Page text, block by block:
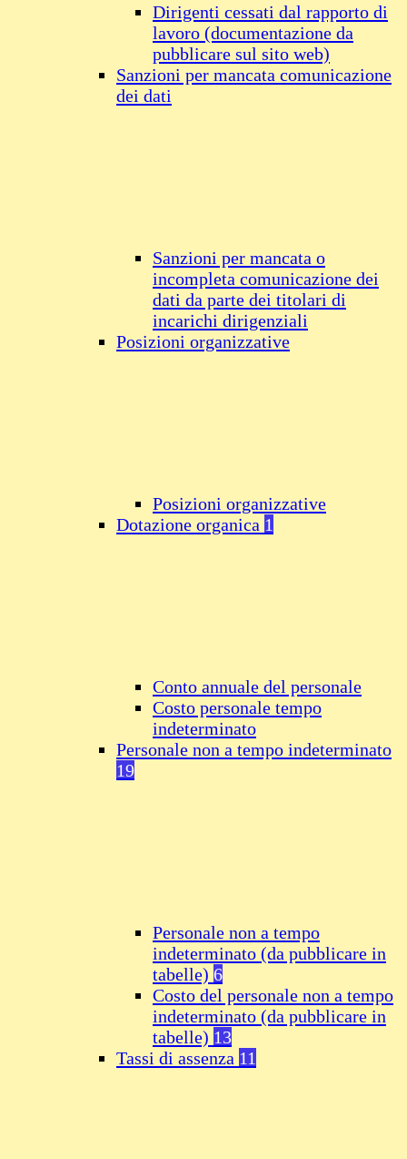
Dirigenti cessati dal rapporto di
lavoro (documentazione da
pubblicare sul sito web)
Sanzioni per mancata comunicazione
dei dati
Sanzioni per mancata o
incompleta comunicazione dei
dati da parte dei titolari di
incarichi dirigenziali
Posizioni organizzative
Posizioni organizzative
Dotazione organica 1
Conto annuale del personale
Costo personale tempo
indeterminato
Personale non a tempo indeterminato
19
Personale non a tempo
indeterminato (da pubblicare in
tabelle) 6
Costo del personale non a tempo
indeterminato (da pubblicare in
tabelle) 13
Tassi di assenza 11